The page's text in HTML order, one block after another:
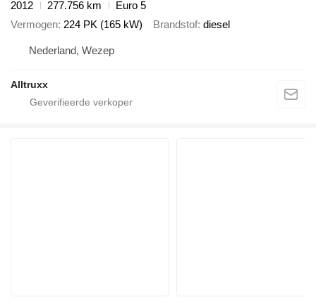
2012
277.756 km
Euro 5
Vermogen 224 PK (165 kW) Brandstof diesel
Nederland, Wezep
Alltruxx